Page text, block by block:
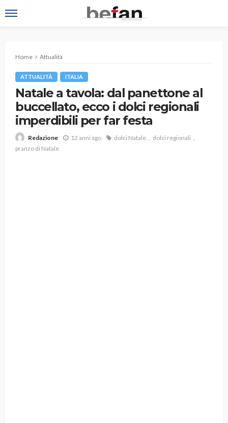
Home Attualità
ATTUALITÀ ITALIA
Natale a tavola: dal panettone al
buccellato, ecco i dolci regionali
imperdibili per far festa
Redazione 12 anni ago dolci Natale
dolci regionali
pranzo di Natale